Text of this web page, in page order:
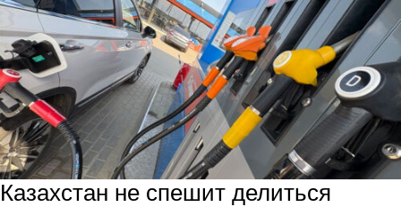
Казахстан не спешит делиться